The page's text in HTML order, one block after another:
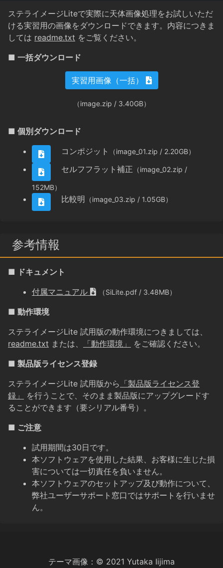
ステライメージLiteで実際に天体画像処理をお試しいただ
ける実習用の画像をダウンロードできます。内容につきま
しては readme.txt をご覧ください。
■ 一括ダウンロード
実習用画像（一括）
（image.zip / 3.40GB）
■ 個別ダウンロード
コンポジット
（image_01.zip / 2.20GB）
セルフフラット補正 （image_02.zip /
152MB）
比較明 （image_03.zip / 1.05GB）
参考情報
■ ドキュメント
付属マニュアル
（SiLite.pdf / 3.48MB）
■ 動作環境
ステライメージLite 試用版の動作環境につきましては、
readme.txt または、 「動作環境」
をご確認ください。
■ 製品版ライセンス登録
ステライメージLite 試用版から 「製品版ライセンス登
録」
を行うことで、そのまま製品版にアップグレードす
ることができます（要シリアル番号）。
■ ご注意
試用期間は30日です。
本ソフトウェアを使用した結果、お客様に生じた損
害については一切責任を負いません。
本ソフトウェアのセットアップ及び動作について、
弊社ユーザーサポート窓口ではサポートを行いませ
ん。
テーマ画像：© 2021 Yutaka Iijima